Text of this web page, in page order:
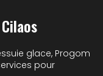
glace, Progom
pour